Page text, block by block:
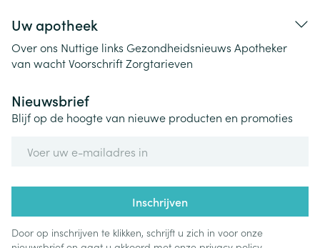
Uw apotheek
Over ons Nuttige links Gezondheidsnieuws Apotheker
van wachtVoorschriftZorgtarieven
Nieuwsbrief
Blijf op de hoogte van nieuwe producten en promoties
Inschrijven
Door op inschrijven te klikken, schrijft u zich in voor onze